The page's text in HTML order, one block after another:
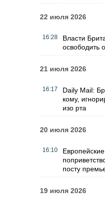
22 июля 2026
16:28
Власти
освободить
21 июля 2026
16:17
Daily Mail:
кому,
изо рта
20 июля 2026
16:10
посту
19 июля 2026